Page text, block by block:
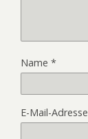
Name *
E-Mail-Adresse